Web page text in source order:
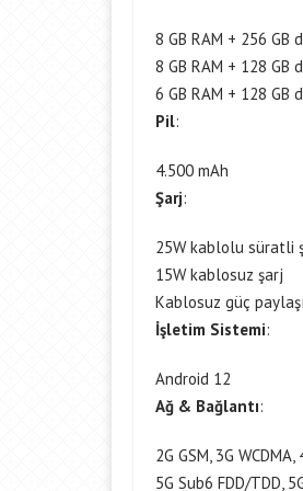
8 GB RAM + 256 GB
8 GB RAM + 128 GB
6 GB RAM + 128 GB
Pil:
4.500 mAh
Şarj:
25W kablolu süratli
15W kablosuz şarj
Kablosuz güç
İşletim Sistemi:
Android 12
Ağ & Bağlantı:
2G GSM, 3G
5G Sub6 FDD/TDD,